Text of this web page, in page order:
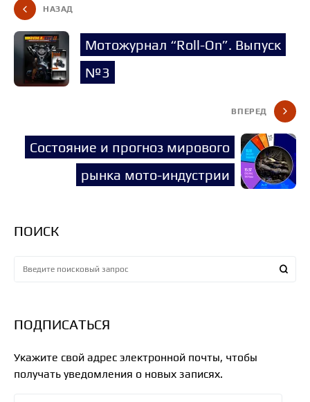
НАЗАД
Мотожурнал “Roll-On”. Выпуск
№3
ВПЕРЕД
Состояние и прогноз мирового
рынка мото-индустрии
ПОИСК
ПОДПИСАТЬСЯ
Укажите свой адрес электронной почты, чтобы
получать уведомления о новых записях.